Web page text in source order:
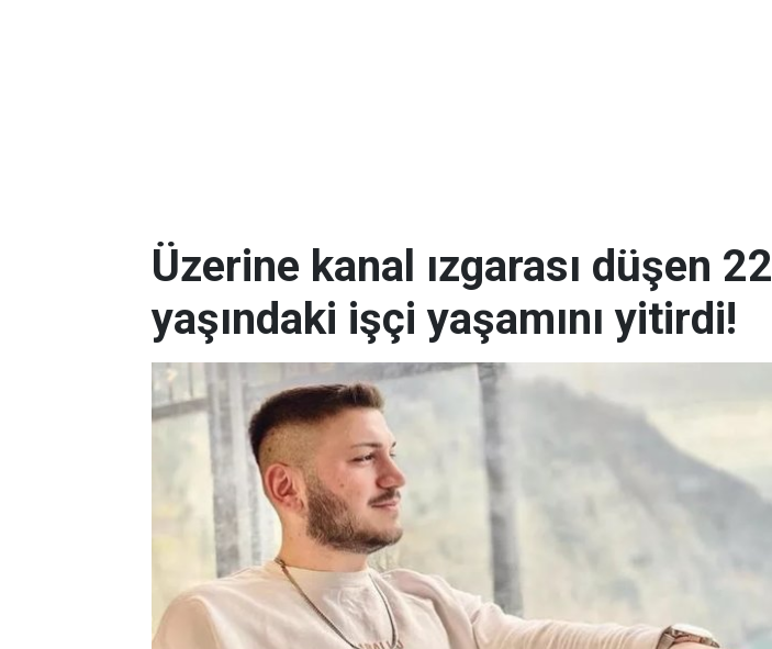
Üzerine kanal ızgarası düşen 22
yaşındaki işçi yaşamını yitirdi!